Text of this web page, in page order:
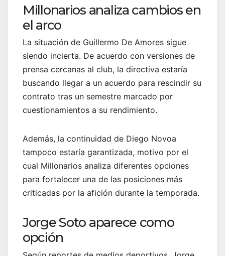
Millonarios analiza cambios en
el arco
La situación de Guillermo De Amores sigue
siendo incierta. De acuerdo con versiones de
prensa cercanas al club, la directiva estaría
buscando llegar a un acuerdo para rescindir su
contrato tras un semestre marcado por
cuestionamientos a su rendimiento.
Además, la continuidad de Diego Novoa
tampoco estaría garantizada, motivo por el
cual Millonarios analiza diferentes opciones
para fortalecer una de las posiciones más
criticadas por la afición durante la temporada.
Jorge Soto aparece como
opción